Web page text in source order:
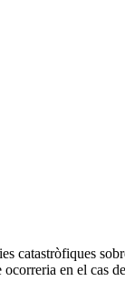
catastròfiques
en el cas